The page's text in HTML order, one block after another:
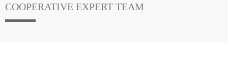
COOPERATIVE EXPERT TEAM